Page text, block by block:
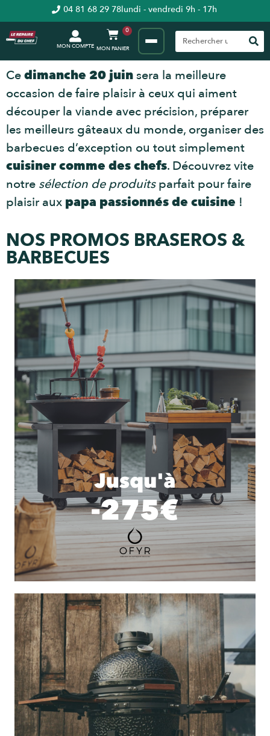
04 81 68 29 78lundi - vendredi 9h - 17h
MON COMPTE
0
Cedimanche 20 juinsera la meilleure
occasion de faire plaisir à ceux qui aiment
découper la viande avec précision, préparer
les meilleurs gâteaux du monde, organiser des
barbecues d’exception ou tout simplement
cuisiner comme des chefs. Découvrez vite
notre sélection de produitsparfait pour faire
plaisir aux papa passionnés de cuisine !
NOS PROMOS BRASEROS &
BARBECUES